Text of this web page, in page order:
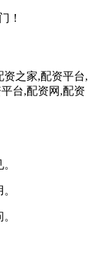
！
之家,配资平台,
台,配资网,配资